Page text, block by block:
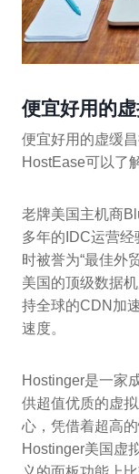
便宜好用的
便宜好用的虚缓
HostEase可以了
老牌美国主机商
多年的IDC运营经
时被誉为“最佳外
美国的顶级数据
持全球的CDN加
速度。
Hostinger是一家
供超值优质的虚
心，凭借着超高
Hostinger美国虚